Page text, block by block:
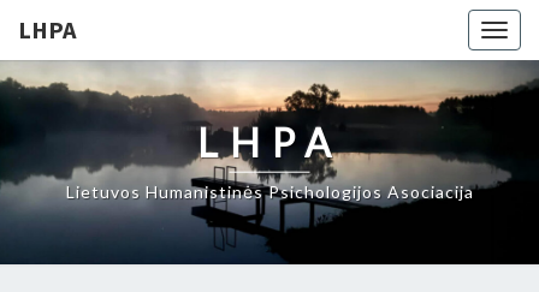
LHPA
LHPA
Lietuvos Humanistinės Psichologijos Asociacija